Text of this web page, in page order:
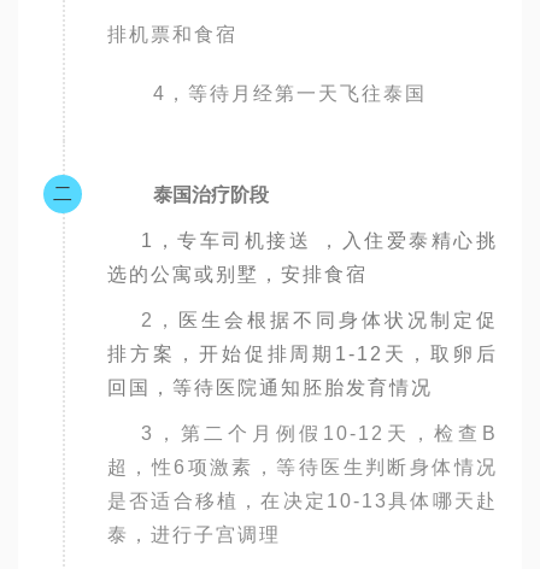
排机票和食宿
4，等待月经第一天飞往泰国
二 泰国治疗阶段
1，专车司机接送 ，入住爱泰精心挑
选的公寓或别墅，安排食宿
2，
医生会根据不同身体状况制定促
排方案，开始促排周期1-12天，取卵后
回国，等待医院通知胚胎发育情况
3，第二个月例假10-12天，检查B
超，性6项激素，等待医生判断身体情况
是否适合移植，在决定10-13具体哪天赴
泰，进行子宫调理